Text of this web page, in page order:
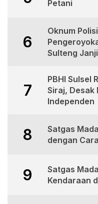
Petani
6
Oknum
Sulteng
7
PBHI Sulsel
Siraj, Desak
Independen
8
Satgas
dengan
9
Satgas
Kendaraan